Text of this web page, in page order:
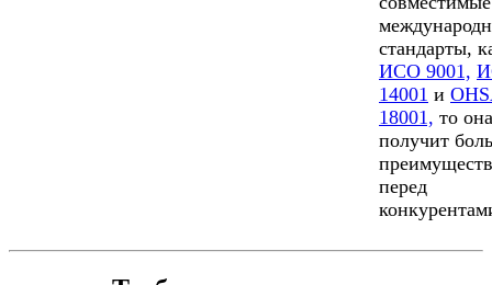
стандарты,
ИСО 9001,
14001 и
18001, то она
получит
перед